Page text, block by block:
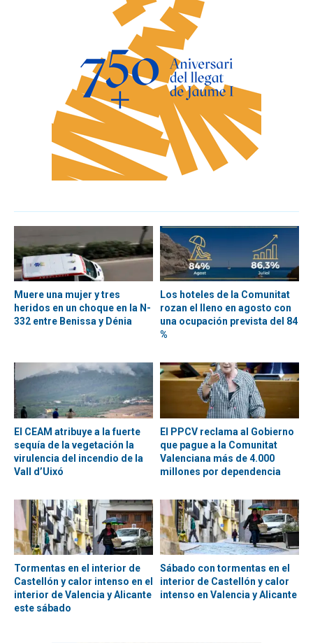
Muere una mujer y tres
heridos en un choque en la N-
332 entre Benissa y Dénia
Los hoteles de la Comunitat
rozan el lleno en agosto con
una ocupación prevista del 84
%
El CEAM atribuye a la fuerte
sequía de la vegetación la
virulencia del incendio de la
Vall d’Uixó
El PPCV reclama al Gobierno
que pague a la Comunitat
Valenciana más de 4.000
millones por dependencia
Tormentas en el interior de
Castellón y calor intenso en el
interior de Valencia y Alicante
este sábado
Sábado con tormentas en el
interior de Castellón y calor
intenso en Valencia y Alicante